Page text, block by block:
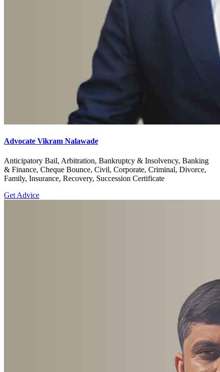
Advocate Vikram Nalawade
Anticipatory Bail, Arbitration, Bankruptcy & Insolvency, Banking
& Finance, Cheque Bounce, Civil, Corporate, Criminal, Divorce,
Family, Insurance, Recovery, Succession Certificate
Get Advice